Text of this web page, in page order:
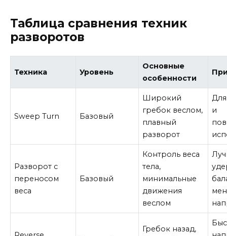
Таблица сравнения техник
разворотов
Техника Уровень
Основные
особенности
Sweep Turn Базовый
Широкий
гребок веслом,
плавный
разворот
и
Разворот с
переносом
веса
Базовый
Контроль веса
тела,
минимальные
движения
веслом
Гребок назад,